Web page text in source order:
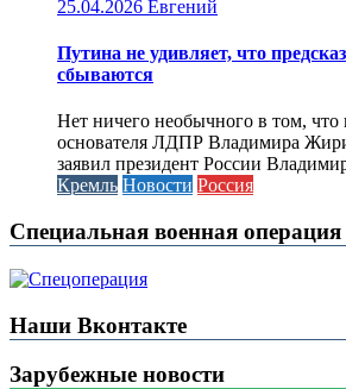
25.04.2026 Евгений
Путина не удивляет, что
сбываются
Нет ничего необычного в том, что
основателя ЛДПР Владимира
заявил президент России
Кремль Новости Россия
Специальная военная операция
Наши Вконтакте
Зарубежные новости